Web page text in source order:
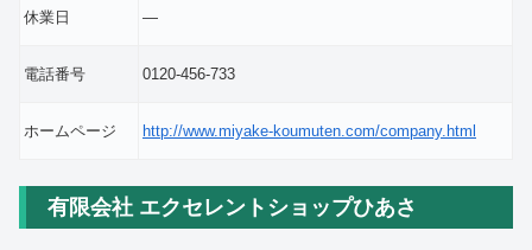
休業日 ―
電話番号 0120-456-733
ホームページ http://www.miyake-koumuten.com/company.html
有限会社 エクセレントショップひあさ